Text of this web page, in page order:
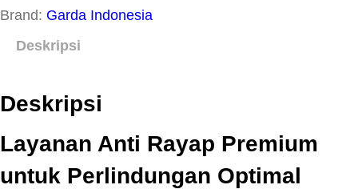
Brand: Garda Indonesia
Deskripsi
Deskripsi
Layanan Anti Rayap Premium
untuk Perlindungan Optimal